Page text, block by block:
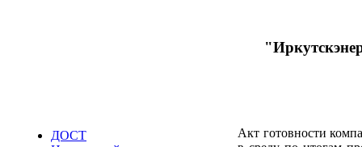
ДОСТ
Акт готовности